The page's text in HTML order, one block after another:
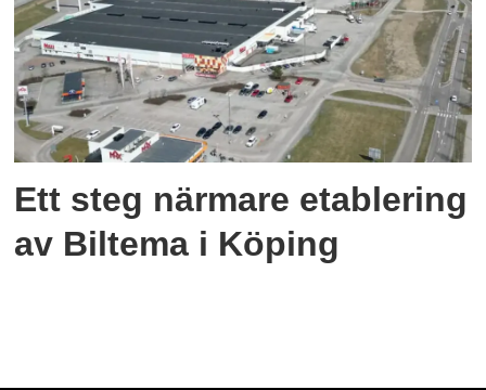
Ett steg närmare etablering
av Biltema i Köping